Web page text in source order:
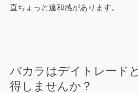
直ちょっと違和感があります。
バカラはデイトレード
得しませんか？